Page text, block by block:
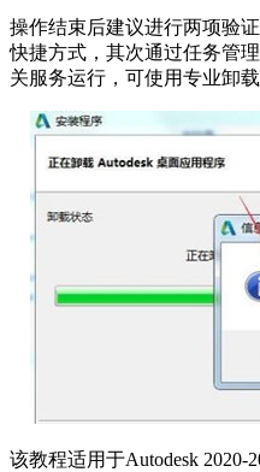
操作结束后建议进行两项验
快捷方式，其次通过任务管
关服务运行，可使用专业卸
该教程适用于Autodesk